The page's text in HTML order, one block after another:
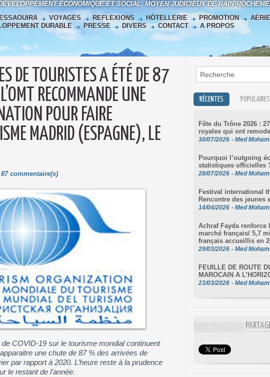
ÉCONOMIQUE ET SOCIAL. MOYEN JUDICIEUX DE
ESSAOUIRA VOYAGES REFLEXIONS HÔTELLERIE PROMOTION
DURABLE
PRESSE DIVERS CONTACT A PROPOS
DE TOURISTES A ÉTÉ DE 87
RECOMMANDE UNE
POUR FAIRE
MADRID (ESPAGNE), LE
commentaire(s)
COVID-19 sur le tourisme mondial continuent
une chute de 87 % des arrivées de
par rapport à 2020. L’heure reste à la prudence
le restant de l’année.
RÉCENTES POPULAIRES
Fête du Trône 2026 :
royales qui ont
30/07/2026 - Med
Pourquoi l’outgoing
statistiques officielles
28/07/2026 - Med
Festival international
Rencontre des jeunes
14/04/2026 - Med
Achraf Fayda renforce
marché français/ 5,7
français accueillis en
29/03/2026 - Med
FEUILLE DE ROUTE
MAROCAIN A
23/03/2026 - Med